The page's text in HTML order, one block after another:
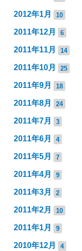
2012年1月 10
2011年12月 6
2011年11月 14
2011年10月 25
2011年9月 18
2011年8月 24
2011年7月 3
2011年6月 4
2011年5月 7
2011年4月 9
2011年3月 2
2011年2月 10
2011年1月 9
2010年12月 4